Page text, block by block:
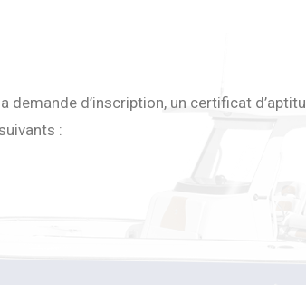
demande d’inscription, un certificat
: